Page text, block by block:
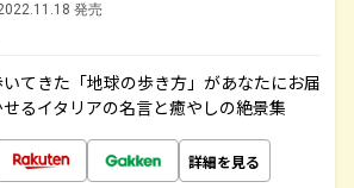
発売
てきた「地球の歩き方」があなたにお届
るイタリアの名言と癒やしの絶景集
詳細を見る